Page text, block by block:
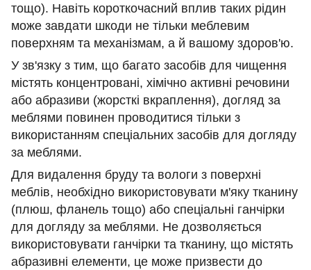
тощо). Навіть короткочасний вплив таких рідин
може завдати шкоди не тільки меблевим
поверхням та механізмам, а й вашому здоров'ю.
У зв'язку з тим, що багато засобів для чищення
містять концентровані, хімічно активні речовини
або абразиви (жорсткі вкраплення), догляд за
меблями повинен проводитися тільки з
використанням спеціальних засобів для догляду
за меблями.
Для видалення бруду та вологи з поверхні
меблів, необхідно використовувати м'яку тканину
(плюш, фланель тощо) або спеціальні ганчірки
для догляду за меблями. Не дозволяється
використовувати ганчірки та тканину, що містять
абразивні елементи, це може призвести до